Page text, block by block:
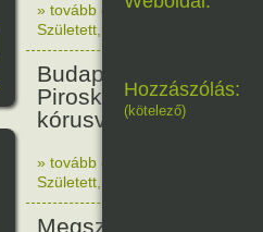
» tovább olvasom|Nincs
Született
Budapesten
Piroska
kórusvezető.
» tovább olvasom
Született
Megszületett Bibó
Hozzászólás:
(kötelező)